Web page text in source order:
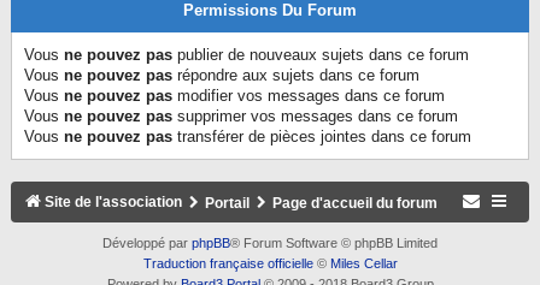
Permissions Du Forum
Vous ne pouvez pas publier de nouveaux sujets dans ce forum
Vous ne pouvez pas répondre aux sujets dans ce forum
Vous ne pouvez pas modifier vos messages dans ce forum
Vous ne pouvez pas supprimer vos messages dans ce forum
Vous ne pouvez pas transférer de pièces jointes dans ce forum
Site de l'association Portail Page d'accueil du forum
Développé par phpBB® Forum Software © phpBB Limited
Traduction française officielle© Miles Cellar